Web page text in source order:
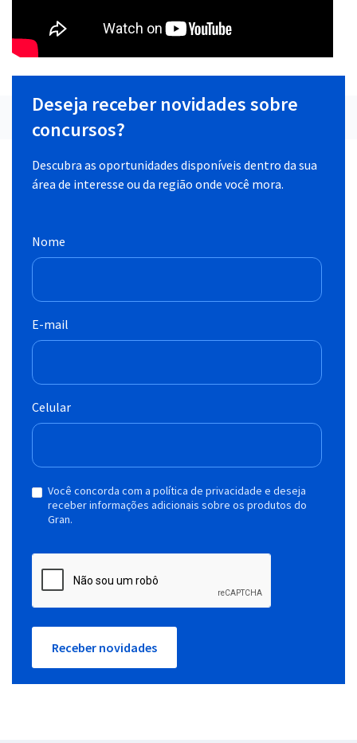
Deseja receber novidades sobre
concursos?
Descubra as oportunidades disponíveis dentro da sua
área de interesse ou da região onde você mora.
Nome
E-mail
Celular
Você concorda com a política de privacidade e deseja
receber informações adicionais sobre os produtos do
Gran.
Receber novidades